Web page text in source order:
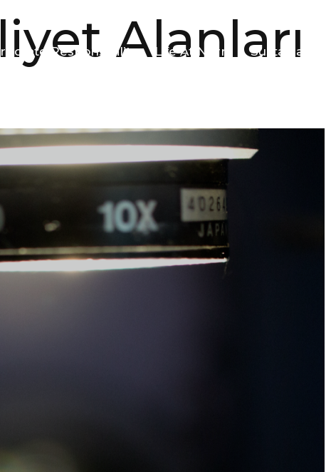
Responsibility Life At Norm Sustainability
Alanları